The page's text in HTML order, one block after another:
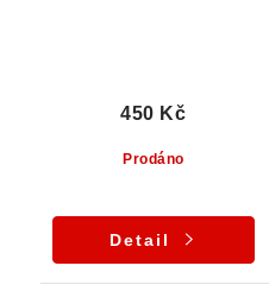
Prodáno
450 Kč
Detail